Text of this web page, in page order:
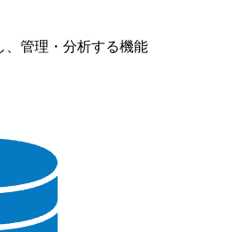
、管理・分析する機能